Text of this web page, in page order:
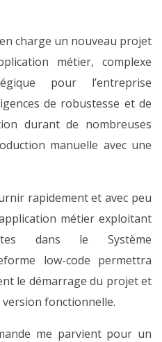
charge un nouveau projet
métier, complexe
pour l’entreprise
de robustesse et de
durant de nombreuses
manuelle avec une
rapidement et avec peu
métier exploitant
dans le Système
low-code permettra
le démarrage du projet et
version fonctionnelle.
me parvient pour un